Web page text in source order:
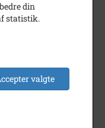
Zürich
din
statistik.
valgte